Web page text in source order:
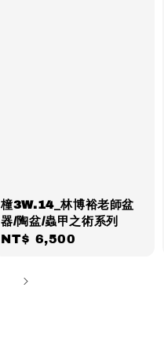
橦3W.14_林博裕老師盆
器/陶盆/蟲甲之術系列
Regular
NT$ 6,500